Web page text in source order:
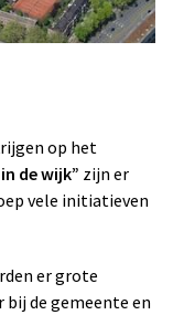
op het
de wijk” zijn er
vele initiatieven
er grote
bij de gemeente en